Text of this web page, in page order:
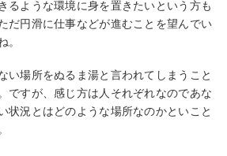
るような環境に身を置きたいという方も
だ円滑に仕事などが進むことを望んでい
。
い場所をぬるま湯と言われてしまうこと
ですが、感じ方は人それぞれなのであな
状況とはどのような場所なのかといこと